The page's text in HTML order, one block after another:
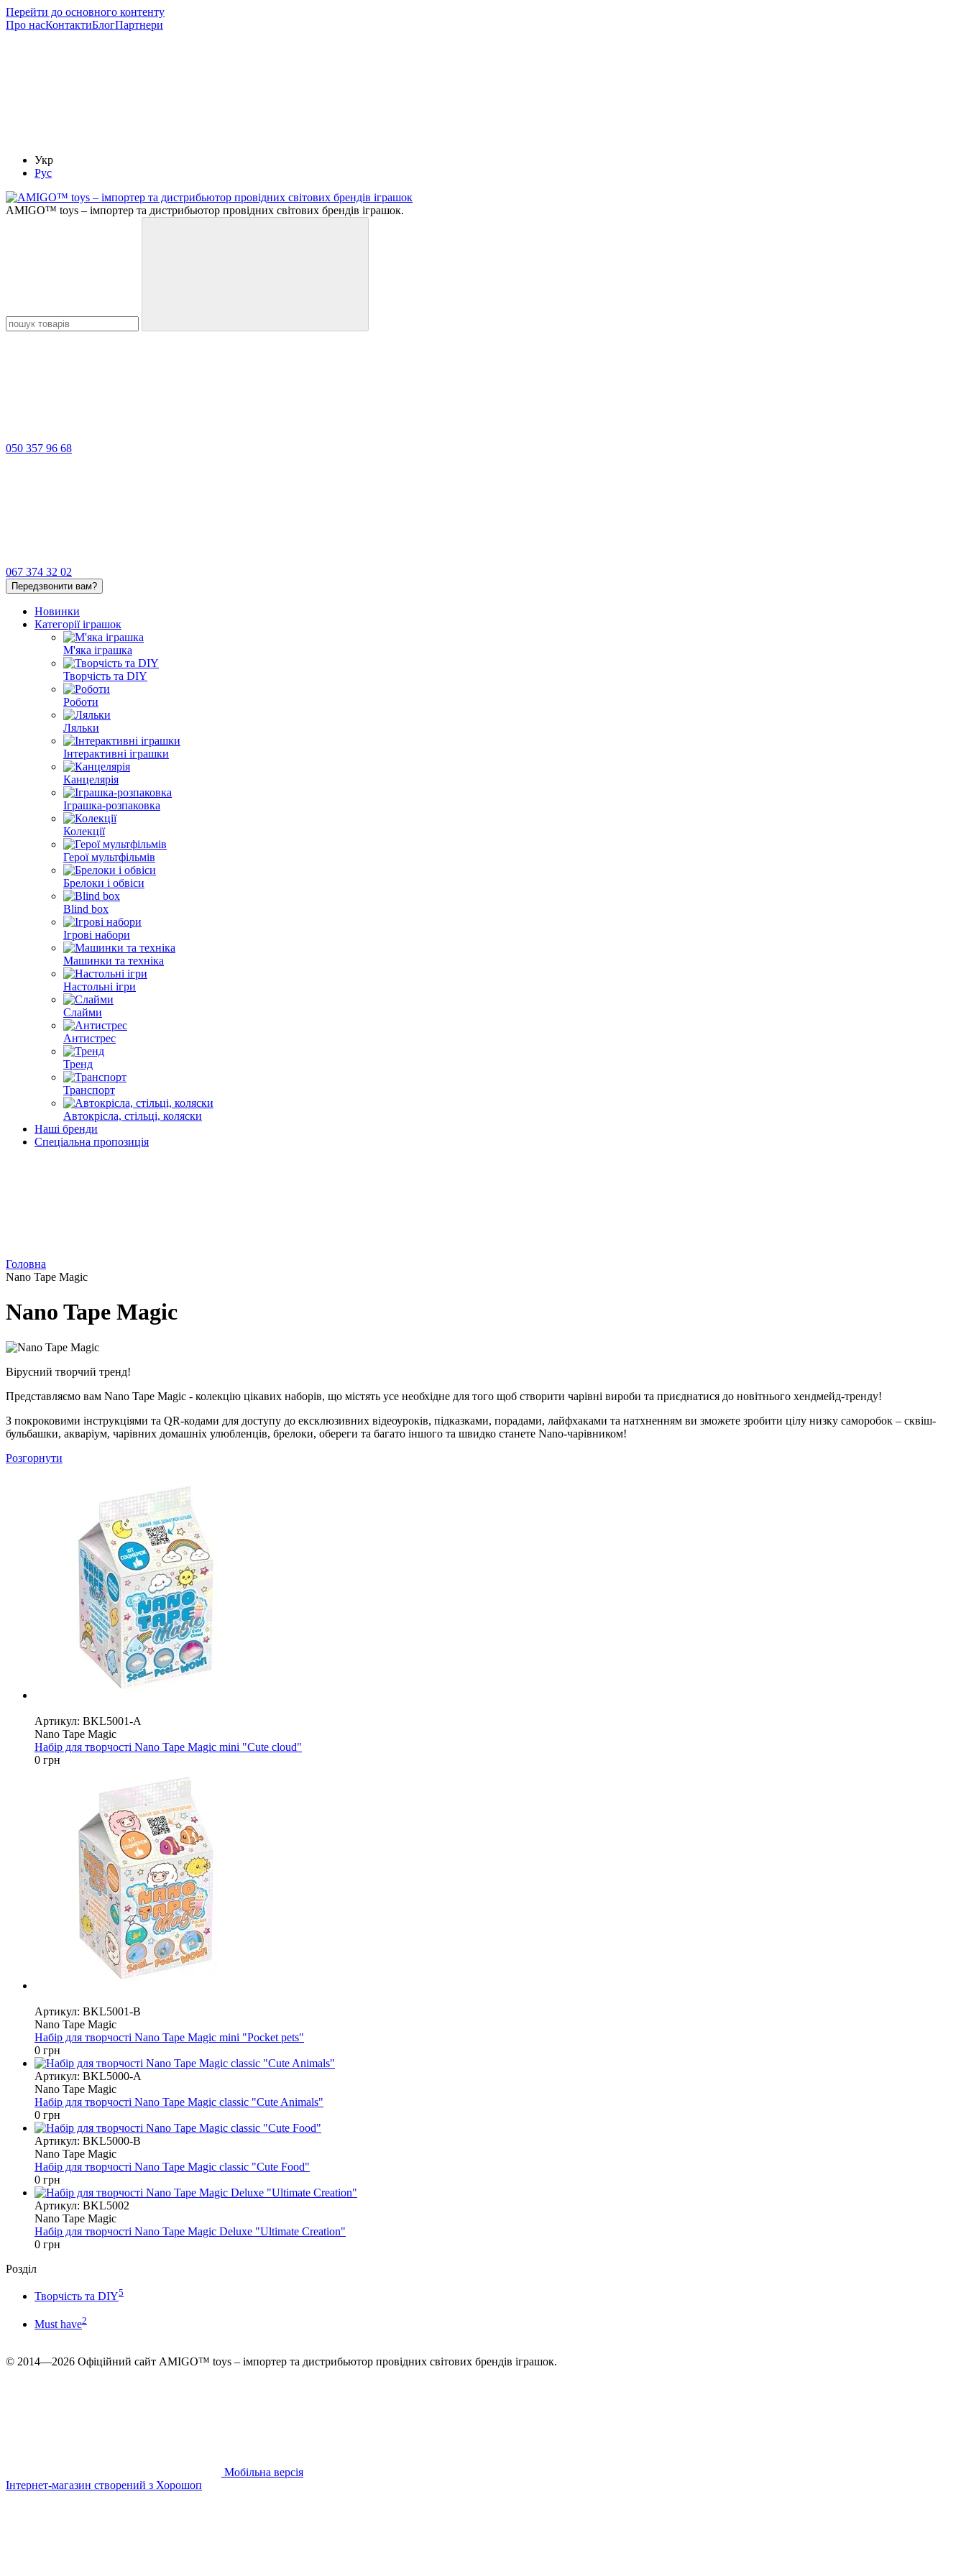
Перейти до основного контенту
Про насКонтактиБлогПартнери
Укр
Рус
AMIGO™ toys – імпортер та дистрибьютор провідних світових брендів іграшок.
050 357 96 68
067 374 32 02
Передзвонити вам?
Новинки
Категорії іграшок
М'яка іграшка
Творчість та DIY
Роботи
Ляльки
Інтерактивні іграшки
Канцелярія
Іграшка-розпаковка
Колекції
Герої мультфільмів
Брелоки і обвіси
Blind box
Ігрові набори
Машинки та техніка
Настольні ігри
Слайми
Антистрес
Тренд
Транспорт
Автокрісла, стільці, коляски
Наші бренди
Спеціальна пропозиція
Головна
Nano Tape Magic
Nano Tape Magic
Вірусний творчий тренд!
Представляємо вам Nano Tape Magic - колекцію цікавих наборів, що містять усе необхідне для того щоб створити чарівні вироби та приєднатися до новітнього хендмейд-тренду!
З покроковими інструкціями та QR-кодами для доступу до ексклюзивних відеоуроків, підказками, порадами, лайфхаками та натхненням ви зможете зробити цілу низку саморобок – сквіш-
бульбашки, акваріум, чарівних домашніх улюбленців, брелоки, обереги та багато іншого та швидко станете Nano-чарівником!
Розгорнути
Артикул: BKL5001-A
Nano Tape Magic
Набір для творчості Nano Tape Magic mini "Cute cloud"
0 грн
Артикул: BKL5001-B
Nano Tape Magic
Набір для творчості Nano Tape Magic mini "Pocket pets"
0 грн
Артикул: BKL5000-A
Nano Tape Magic
Набір для творчості Nano Tape Magic classic "Cute Animals"
0 грн
Артикул: BKL5000-B
Nano Tape Magic
Набір для творчості Nano Tape Magic classic "Cute Food"
0 грн
Артикул: BKL5002
Nano Tape Magic
Набір для творчості Nano Tape Magic Deluxe "Ultimate Creation"
0 грн
Розділ
Творчість та DIY5
Must have2
© 2014—2026 Офіційний сайт AMIGO™ toys – імпортер та дистрибьютор провідних світових брендів іграшок.
Мобільна версія
Інтернет-магазин створений з Хорошоп